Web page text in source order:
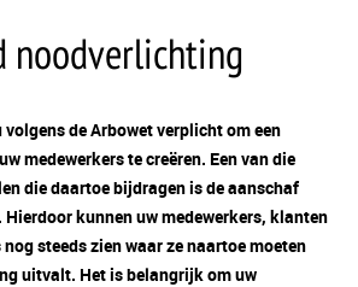
noodverlichting
de Arbowet verplicht om een
medewerkers te creëren. Een van die
die daartoe bijdragen is de aanschaf
kunnen uw medewerkers, klanten
steeds zien waar ze naartoe moeten
uitvalt. Het is belangrijk om uw